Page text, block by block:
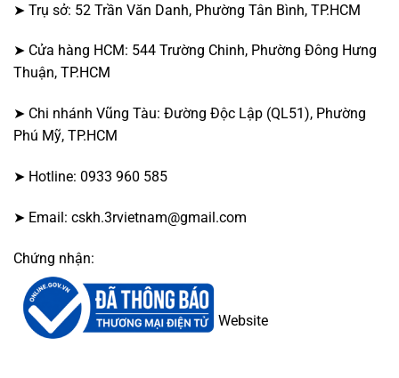
➤ Trụ sở: 52 Trần Văn Danh, Phường Tân Bình, TP.HCM
➤ Cửa hàng HCM: 544 Trường Chinh, Phường Đông Hưng
Thuận, TP.HCM
➤ Chi nhánh Vũng Tàu: Đường Độc Lập (QL51), Phường
Phú Mỹ, TP.HCM
➤ Hotline: 0933 960 585
➤ Email: cskh.3rvietnam@gmail.com
Chứng nhận:
Website